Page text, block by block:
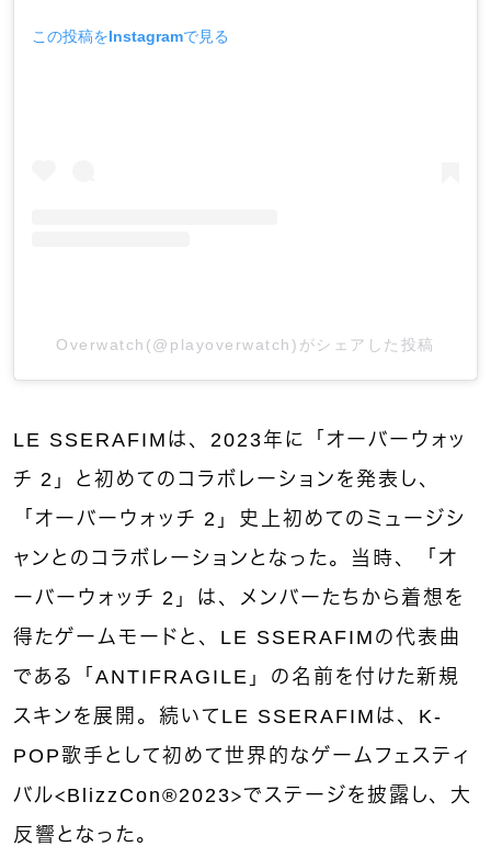
この投稿をInstagramで見る
Overwatch(@playoverwatch)がシェアした投稿
LE SSERAFIMは、2023年に「オーバーウォッ
チ 2」と初めてのコラボレーションを発表し、
「オーバーウォッチ 2」史上初めてのミュージシ
ャンとのコラボレーションとなった。当時、「オ
ーバーウォッチ 2」は、メンバーたちから着想を
得たゲームモードと、LE SSERAFIMの代表曲
である「ANTIFRAGILE」の名前を付けた新規
スキンを展開。続いてLE SSERAFIMは、K-
POP歌手として初めて世界的なゲームフェスティ
バル＜BlizzCon®2023＞でステージを披露し、大
反響となった。